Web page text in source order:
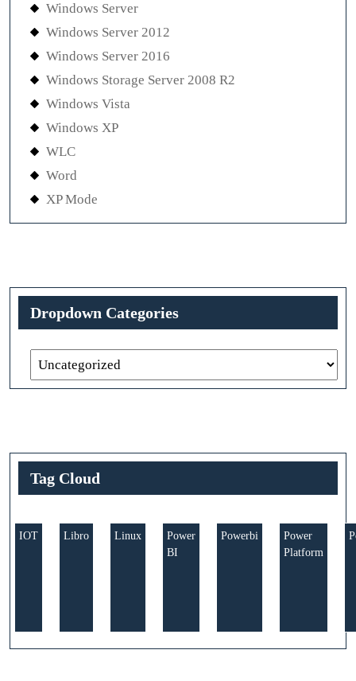
Windows Server
Windows Server 2012
Windows Server 2016
Windows Storage Server 2008 R2
Windows Vista
Windows XP
WLC
Word
XP Mode
Dropdown Categories
Tag Cloud
IOT Libro Linux
Power
BI
Powerbi
Power
Platform